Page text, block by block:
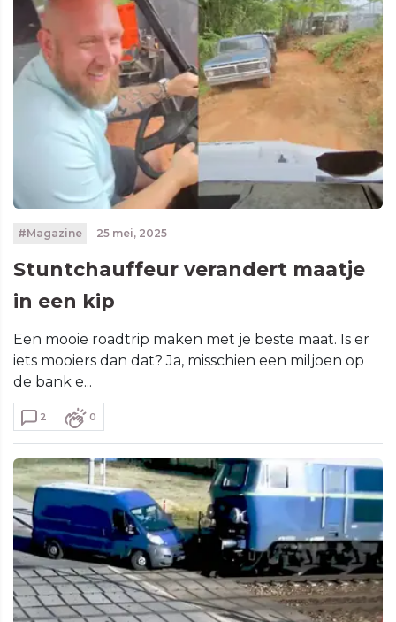
#Magazine 25 mei, 2025
Stuntchauffeur verandert maatje
in een kip
Een mooie roadtrip maken met je beste maat. Is er
iets mooiers dan dat? Ja, misschien een miljoen op
de bank e...
2 0